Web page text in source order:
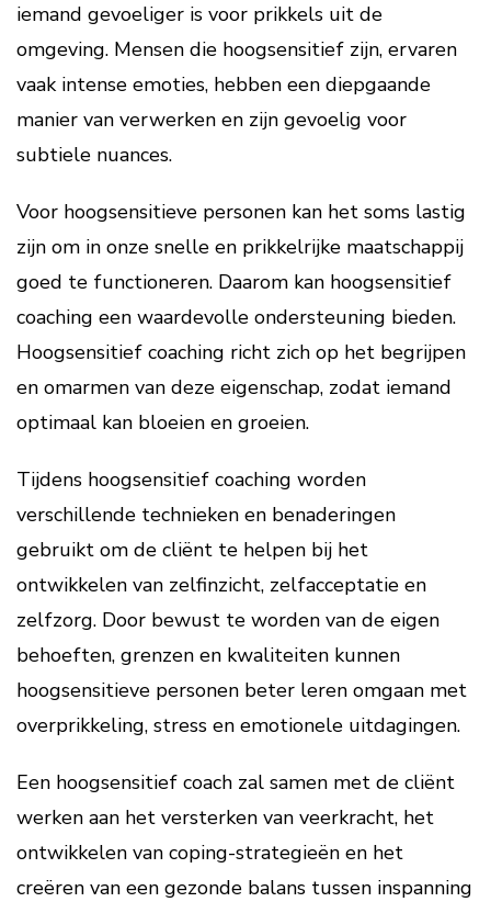
iemand gevoeliger is voor prikkels uit de
omgeving. Mensen die hoogsensitief zijn, ervaren
vaak intense emoties, hebben een diepgaande
manier van verwerken en zijn gevoelig voor
subtiele nuances.
Voor hoogsensitieve personen kan het soms lastig
zijn om in onze snelle en prikkelrijke maatschappij
goed te functioneren. Daarom kan hoogsensitief
coaching een waardevolle ondersteuning bieden.
Hoogsensitief coaching richt zich op het begrijpen
en omarmen van deze eigenschap, zodat iemand
optimaal kan bloeien en groeien.
Tijdens hoogsensitief coaching worden
verschillende technieken en benaderingen
gebruikt om de cliënt te helpen bij het
ontwikkelen van zelfinzicht, zelfacceptatie en
zelfzorg. Door bewust te worden van de eigen
behoeften, grenzen en kwaliteiten kunnen
hoogsensitieve personen beter leren omgaan met
overprikkeling, stress en emotionele uitdagingen.
Een hoogsensitief coach zal samen met de cliënt
werken aan het versterken van veerkracht, het
ontwikkelen van coping-strategieën en het
creëren van een gezonde balans tussen inspanning